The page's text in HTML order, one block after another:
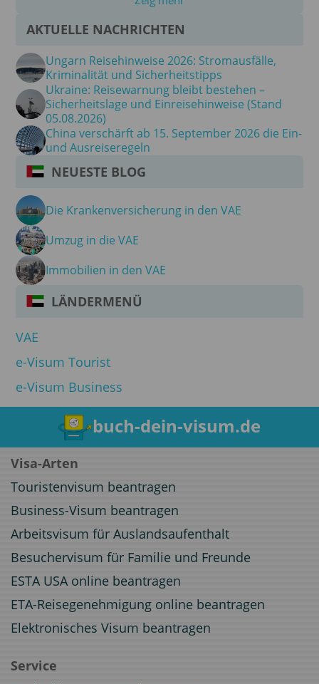
AKTUELLE NACHRICHTEN
Ungarn Reisehinweise 2026: Stromausfälle,
Kriminalität und Sicherheitstipps
Ukraine: Reisewarnung bleibt bestehen –
Sicherheitslage und Einreisehinweise (Stand
05.08.2026)
China verschärft ab 15. September 2026 die Ein-
und Ausreiseregeln
NEUESTE BLOG
Die Krankenversicherung in den VAE
Umzug in die VAE
Immobilien in den VAE
LÄNDERMENÜ
VAE
e-Visum Tourist
e-Visum Business
buch-dein-visum.de
Visa-Arten
Touristenvisum beantragen
Business-Visum beantragen
Arbeitsvisum für Auslandsaufenthalt
Besuchervisum für Familie und Freunde
ESTA USA online beantragen
ETA-Reisegenehmigung online beantragen
Elektronisches Visum beantragen
Service